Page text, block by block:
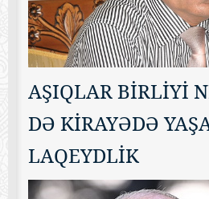
AŞIQLAR BİRLİYİ
DƏ KİRAYƏDƏ
LAQEYDLİK